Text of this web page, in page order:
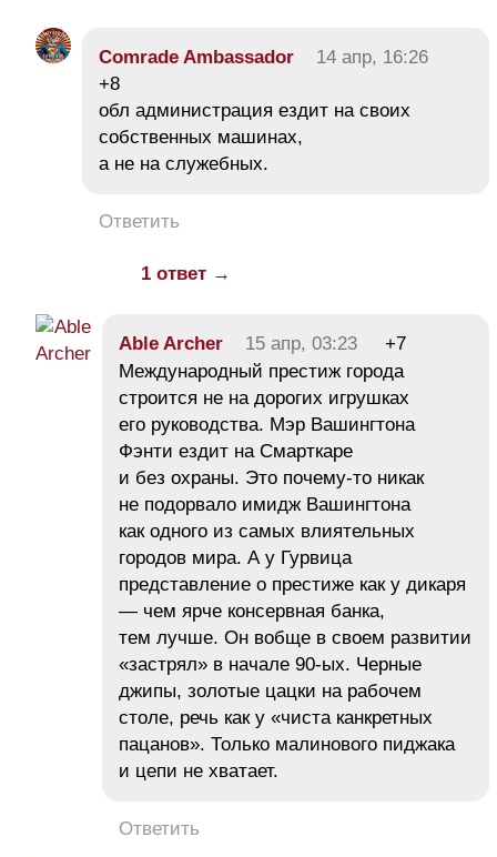
Comrade Ambassador
14 апр, 16:26
+8
обл администрация ездит на своих
собственных машинах,
а не на служебных.
Ответить
1 ответ →
Able Archer 15 апр, 03:23
+7
Международный престиж города
строится не на дорогих игрушках
его руководства. Мэр Вашингтона
Фэнти ездит на Смарткаре
и без охраны. Это почему-то никак
не подорвало имидж Вашингтона
как одного из самых влиятельных
городов мира. А у Гурвица
представление о престиже как у дикаря
— чем ярче консервная банка,
тем лучше. Он вобще в своем развитии
«застрял» в начале 90-ых. Черные
джипы, золотые цацки на рабочем
столе, речь как у «чиста канкретных
пацанов». Только малинового пиджака
и цепи не хватает.
Ответить